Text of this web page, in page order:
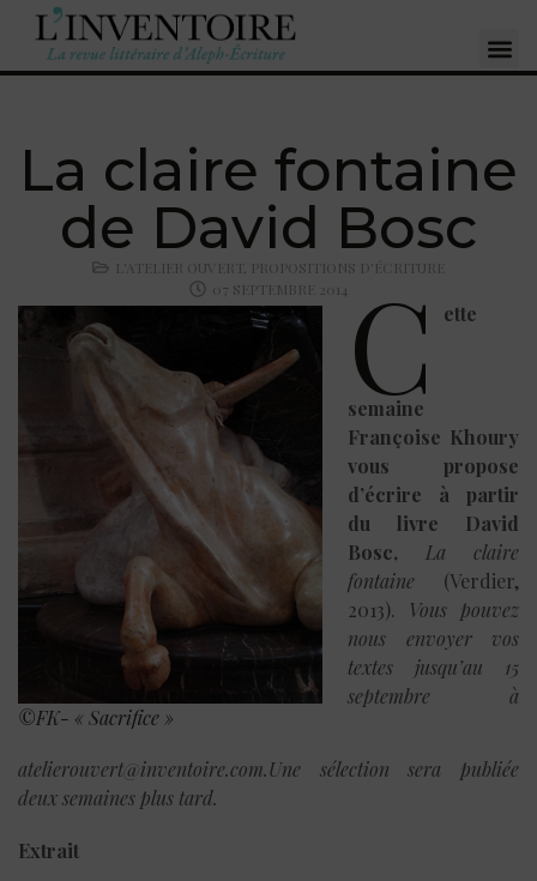
La claire fontaine
de David Bosc
L'ATELIER OUVERT
PROPOSITIONS D'ÉCRITURE
07 SEPTEMBRE 2014
©FK- « Sacrifice »
C ette
semaine
Françoise Khoury
vous propose
d’écrire à partir
du livre David
Bosc,
La claire
fontaine (Verdier,
2013). Vous pouvez
nous envoyer vos
textes jusqu’au 15
septembre à
atelierouvert@inventoire.com.Une sélection sera publiée
deux semaines plus tard.
Extrait